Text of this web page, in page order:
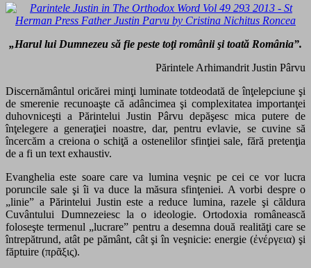
„Harul lui Dumnezeu să fie peste toţi românii şi toată România”.
Părintele Arhimandrit Justin Pârvu
Discernământul oricărei minţi luminate totdeodată de înţelepciune şi
de smerenie recunoaşte că adâncimea şi complexitatea importanţei
duhovniceşti a Părintelui Justin Pârvu depăşesc mica putere de
înţelegere a generaţiei noastre, dar, pentru evlavie, se cuvine să
încercăm a creiona o schiţă a ostenelilor sfinţiei sale, fără pretenţia
de a fi un text exhaustiv.
Evanghelia este soare care va lumina veşnic pe cei ce vor lucra
poruncile sale şi îi va duce la măsura sfinţeniei. A vorbi despre o
„linie” a Părintelui Justin este a reduce lumina, razele şi căldura
Cuvântului Dumnezeiesc la o ideologie. Ortodoxia românească
foloseşte termenul „lucrare” pentru a desemna două realităţi care se
întrepătrund, atât pe pământ, cât şi în veşnicie: energie (ἐνέργεια) şi
făptuire (πρᾶξις).